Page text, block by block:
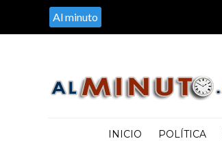
Al minuto
INICIO POLÍTICA